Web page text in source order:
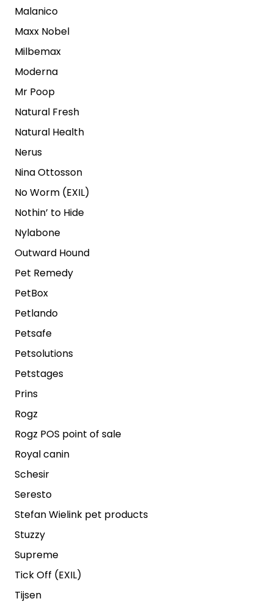
Malanico
Maxx Nobel
Milbemax
Moderna
Mr Poop
Natural Fresh
Natural Health
Nerus
Nina Ottosson
No Worm (EXIL)
Nothin’ to Hide
Nylabone
Outward Hound
Pet Remedy
PetBox
Petlando
Petsafe
Petsolutions
Petstages
Prins
Rogz
Rogz POS point of sale
Royal canin
Schesir
Seresto
Stefan Wielink pet products
Stuzzy
Supreme
Tick Off (EXIL)
Tijsen